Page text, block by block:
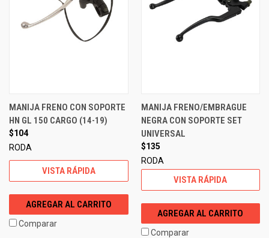
MANIJA FRENO CON SOPORTE
HN GL 150 CARGO (14-19)
$104
RODA
VISTA RÁPIDA
AGREGAR AL CARRITO
Comparar
MANIJA FRENO/EMBRAGUE
NEGRA CON SOPORTE SET
UNIVERSAL
$135
RODA
VISTA RÁPIDA
AGREGAR AL CARRITO
Comparar